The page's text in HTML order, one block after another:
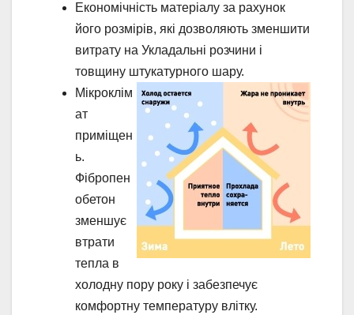
Економічність матеріалу за рахунок
його розмірів, які дозволяють зменшити
витрату на Укладальні розчини і
товщину штукатурного шару.
Мікроклім
ат
приміщен
ь.
Фібропен
обетон
зменшує
втрати
тепла в
холодну пору року і забезпечує
комфортну температуру влітку.